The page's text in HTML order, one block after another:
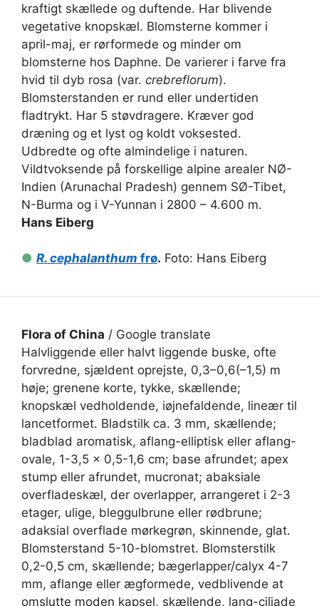
kraftigt skællede og duftende. Har blivende
vegetative knopskæl. Blomsterne kommer i
april-maj, er rørformede og minder om
blomsterne hos Daphne. De varierer i farve fra
hvid til dyb rosa (var. crebreflorum).
Blomsterstanden er rund eller undertiden
fladtrykt. Har 5 støvdragere. Kræver god
dræning og et lyst og koldt voksested.
Udbredte og ofte almindelige i naturen.
Vildtvoksende på forskellige alpine arealer NØ-
Indien (Arunachal Pradesh) gennem SØ-Tibet,
N-Burma og i V-Yunnan i 2800 – 4.600 m.
Hans Eiberg
● R. cephalanthum frø. Foto: Hans Eiberg
Flora of China / Google translate
Halvliggende eller halvt liggende buske, ofte
forvredne, sjældent oprejste, 0,3–0,6(–1,5) m
høje; grenene korte, tykke, skællende;
knopskæl vedholdende, iøjnefaldende, lineær til
lancetformet. Bladstilk ca. 3 mm, skællende;
bladblad aromatisk, aflang-elliptisk eller aflang-
ovale, 1-3,5 × 0,5-1,6 cm; base afrundet; apex
stump eller afrundet, mucronat; abaksiale
overfladeskæl, der overlapper, arrangeret i 2-3
etager, ulige, bleggulbrune eller rødbrune;
adaksial overflade mørkegrøn, skinnende, glat.
Blomsterstand 5-10-blomstret. Blomsterstilk
0,2-0,5 cm, skællende; bægerlapper/calyx 4-7
mm, aflange eller ægformede, vedblivende at
omslutte moden kapsel, skællende, lang-ciliade